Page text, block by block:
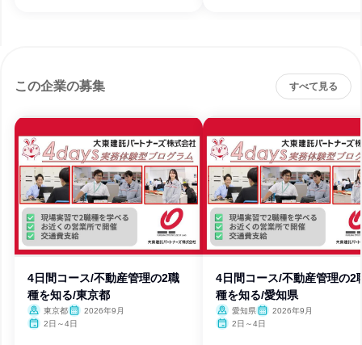
この企業の募集 すべて見る
4日間コース/不動産管理の2職
種を知る/東京都
東京都
2026年9月
2日～4日
4日間コース/不動産管理の2
種を知る/愛知県
愛知県
2026年9月
2日～4日